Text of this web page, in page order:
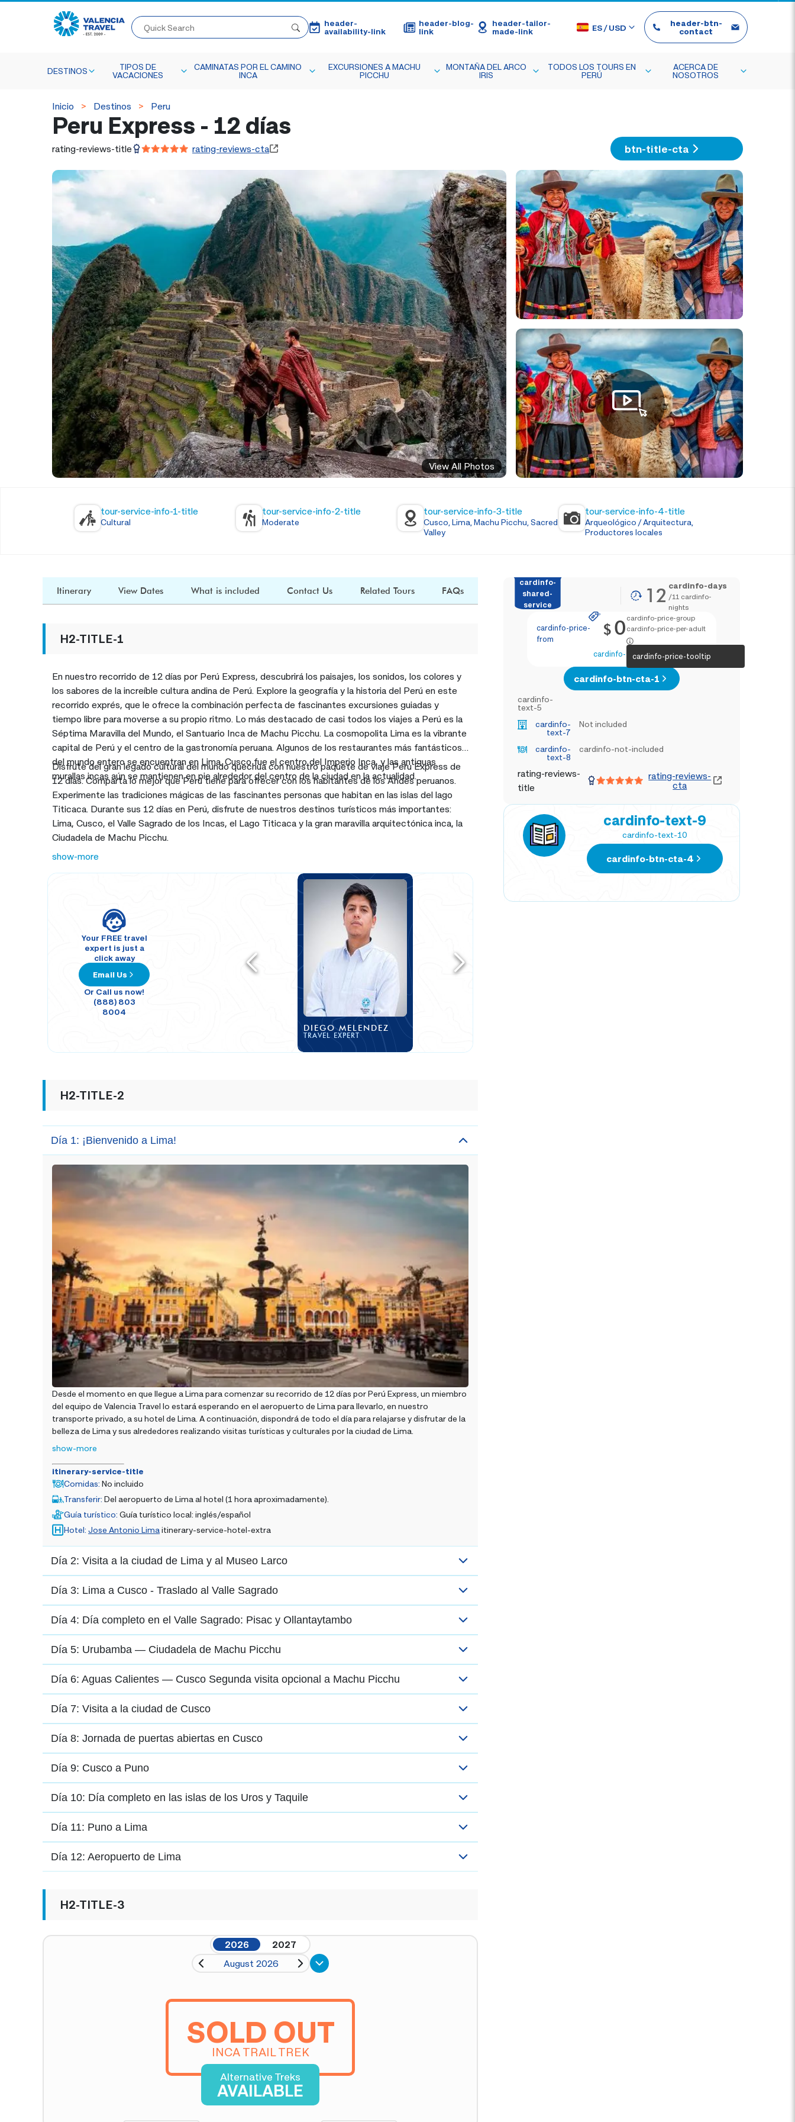
header-
availability-link
header-blog-
link
header-tailor-
made-link
ES/USD
header-btn-
contact
DESTINOS
TIPOS DE
VACACIONES
CAMINATAS POR EL CAMINO
INCA
EXCURSIONES A MACHU
PICCHU
MONTAÑA DEL ARCO
IRIS
TODOS LOS TOURS EN
PERÚ
ACERCA DE
NOSOTROS
Inicio Destinos Peru
Peru Express - 12 días
rating-reviews-title rating-reviews-cta btn-title-cta
View All Photos
tour-service-info-1-title
Cultural
tour-service-info-2-title
Moderate
tour-service-info-3-title
Cusco, Lima, Machu Picchu, Sacred
Valley
tour-service-info-4-title
Arqueológico / Arquitectura,
Productores locales
cardinfo-
shared-
service
12 cardinfo-days
/11 cardinfo-
nights
cardinfo-price-
from
$0 cardinfo-price-group
cardinfo-price-per-adult
cardinfo-price-tooltip
cardinfo-text-4
cardinfo-btn-cta-1
cardinfo-
text-5
cardinfo-
text-7
Not included
cardinfo-
text-8
cardinfo-not-included
rating-reviews-
title
rating-reviews-
cta
cardinfo-text-9
cardinfo-text-10
cardinfo-btn-cta-4
Itinerary View Dates What is included Contact Us Related Tours FAQs
H2-TITLE-1
En nuestro recorrido de 12 días por Perú Express, descubrirá los paisajes, los sonidos, los colores y
los sabores de la increíble cultura andina de Perú. Explore la geografía y la historia del Perú en este
recorrido exprés, que le ofrece la combinación perfecta de fascinantes excursiones guiadas y
tiempo libre para moverse a su propio ritmo. Lo más destacado de casi todos los viajes a Perú es la
Séptima Maravilla del Mundo, el Santuario Inca de Machu Picchu. La cosmopolita Lima es la vibrante
capital de Perú y el centro de la gastronomía peruana. Algunos de los restaurantes más fantásticos
del mundo entero se encuentran en Lima. Cusco fue el centro del Imperio Inca, y las antiguas
murallas incas aún se mantienen en pie alrededor del centro de la ciudad en la actualidad.
Disfrute del gran legado cultural del mundo quechua con nuestro paquete de viaje Peru Express de
12 días. Comparta lo mejor que Perú tiene para ofrecer con los habitantes de los Andes peruanos.
Experimente las tradiciones mágicas de las fascinantes personas que habitan en las islas del lago
Titicaca. Durante sus 12 días en Perú, disfrute de nuestros destinos turísticos más importantes:
Lima, Cusco, el Valle Sagrado de los Incas, el Lago Titicaca y la gran maravilla arquitectónica inca, la
Ciudadela de Machu Picchu.
show-more
Your FREE travel
expert is just a
click away
Email Us
Or Call us now!
(888) 803
8004
DIEGO MELENDEZ
TRAVEL EXPERT
H2-TITLE-2
Día 1: ¡Bienvenido a Lima!
Desde el momento en que llegue a Lima para comenzar su recorrido de 12 días por Perú Express, un miembro
del equipo de Valencia Travel lo estará esperando en el aeropuerto de Lima para llevarlo, en nuestro
transporte privado, a su hotel de Lima. A continuación, dispondrá de todo el día para relajarse y disfrutar de la
belleza de Lima y sus alrededores realizando visitas turísticas y culturales por la ciudad de Lima.
show-more
itinerary-service-title
Comidas:No incluido
Transferir:Del aeropuerto de Lima al hotel (1 hora aproximadamente).
Guía turístico:Guía turístico local: inglés/español
Hotel:Jose Antonio Limaitinerary-service-hotel-extra
Día 2: Visita a la ciudad de Lima y al Museo Larco
Día 3: Lima a Cusco - Traslado al Valle Sagrado
Día 4: Día completo en el Valle Sagrado: Pisac y Ollantaytambo
Día 5: Urubamba — Ciudadela de Machu Picchu
Día 6: Aguas Calientes — Cusco Segunda visita opcional a Machu Picchu
Día 7: Visita a la ciudad de Cusco
Día 8: Jornada de puertas abiertas en Cusco
Día 9: Cusco a Puno
Día 10: Día completo en las islas de los Uros y Taquile
Día 11: Puno a Lima
Día 12: Aeropuerto de Lima
H2-TITLE-3
2026
2027
August 2026
SOLD OUT
INCA TRAIL TREK
Alternative Treks
AVAILABLE